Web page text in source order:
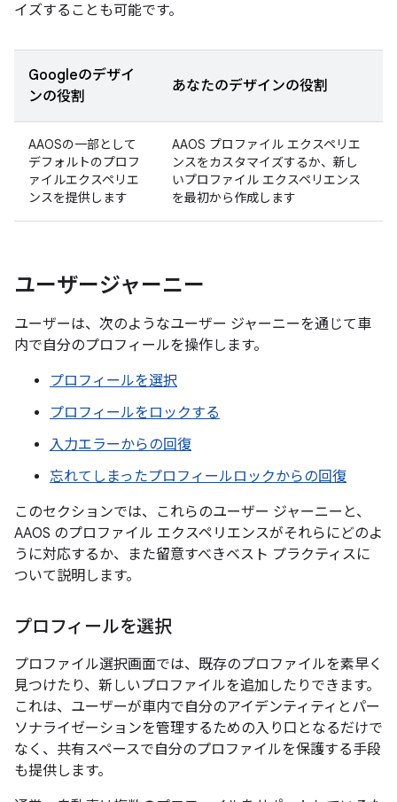
イズすることも可能です。
Googleのデザイ
ンの役割
あなたのデザインの役割
AAOSの一部として
デフォルトのプロフ
ァイルエクスペリエ
ンスを提供します
AAOS プロファイル エクスペリエ
ンスをカスタマイズするか、新し
いプロファイル エクスペリエンス
を最初から作成します
ユーザージャーニー
ユーザーは、次のようなユーザー ジャーニーを通じて車
内で自分のプロフィールを操作します。
プロフィールを選択
プロフィールをロックする
入力エラーからの回復
忘れてしまったプロフィールロックからの回復
このセクションでは、これらのユーザー ジャーニーと、
AAOS のプロファイル エクスペリエンスがそれらにどのよ
うに対応するか、また留意すべきベスト プラクティスに
ついて説明します。
プロフィールを選択
プロファイル選択画面では、既存のプロファイルを素早く
見つけたり、新しいプロファイルを追加したりできます。
これは、ユーザーが車内で自分のアイデンティティとパー
ソナライゼーションを管理するための入り口となるだけで
なく、共有スペースで自分のプロファイルを保護する手段
も提供します。